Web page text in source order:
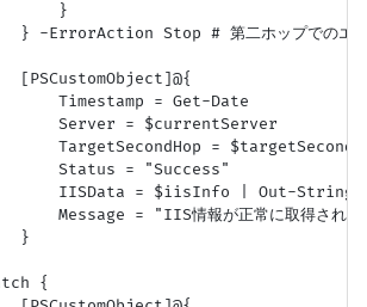
}
} -ErrorAction Stop # 第二ホップでのエラ
[PSCustomObject]@{
Timestamp = Get-Date
Server = $currentServer
TargetSecondHop =
Status = "Success"
IISData = $iisInfo | Out-String #
Message = "IIS情報が正常に取得されま
}
{